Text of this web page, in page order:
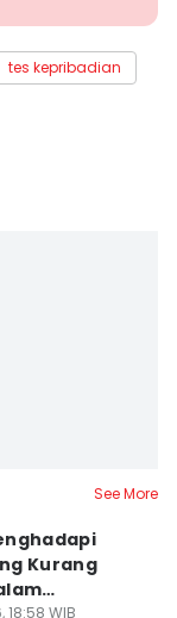
tes kepribadian
See More
Kurang
18:58 WIB